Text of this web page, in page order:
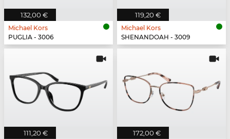
132,00 €
Michael Kors
PUGLIA - 3006
119,20 €
Michael Kors
SHENANDOAH - 3009
111,20 € 172,00 €